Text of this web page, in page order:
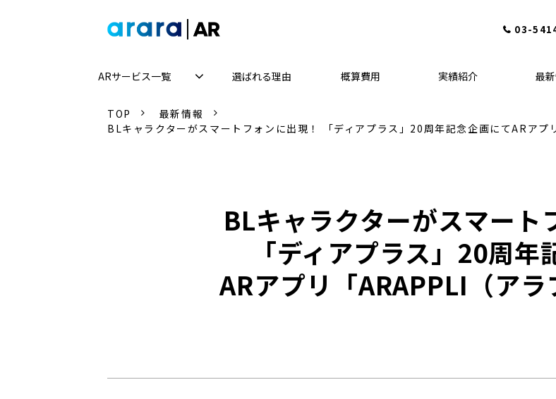
03-
ARサービス一覧 選ばれる理由 概算費用 実績紹介 最
TOP
最新情報
BLキャラクターがスマートフォンに出現！ 「ディアプラス」20周年記念企画にてARア
BLキャラクターがスマート
「ディアプラス」20周年
ARアプリ「ARAPPLI（ア